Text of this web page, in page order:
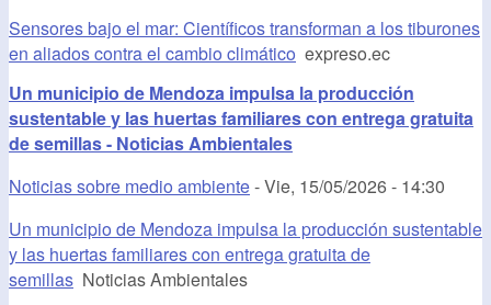
Sensores bajo el mar: Científicos transforman a los tiburones
en aliados contra el cambio climático expreso.ec
Un municipio de Mendoza impulsa la producción
sustentable y las huertas familiares con entrega gratuita
de semillas - Noticias Ambientales
Noticias sobre medio ambiente-Vie, 15/05/2026 - 14:30
Un municipio de Mendoza impulsa la producción sustentable
y las huertas familiares con entrega gratuita de
semillas Noticias Ambientales